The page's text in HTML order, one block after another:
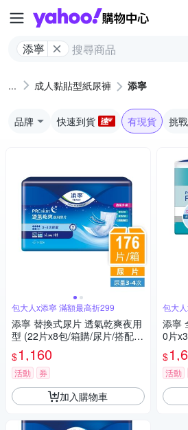
添寧
成人黏貼型紙尿褲 添寧
品牌 快速到貨 有現貨 挑
包大人x添寧 滿額最高折299
添寧 替換式尿片 透氣乾爽夜用
型 (22片x8包/箱購/尿片/搭配成
人紙尿褲)
$1,160
活動 券
加入購物車
包大
添寧
0片
$
活動